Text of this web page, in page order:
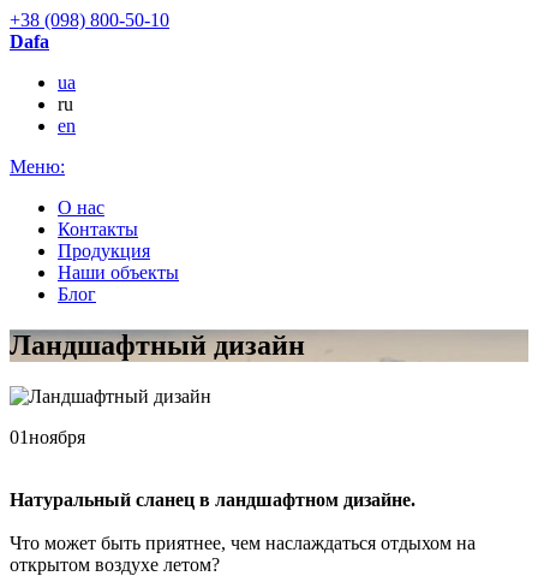
+38 (098) 800-50-10
Dafa
ua
ru
en
Меню:
О нас
Контакты
Продукция
Наши объекты
Блог
Ландшафтный дизайн
01ноября
Натуральный сланец в ландшафтном дизайне.
Что может быть приятнее, чем наслаждаться отдыхом на
открытом воздухе летом?